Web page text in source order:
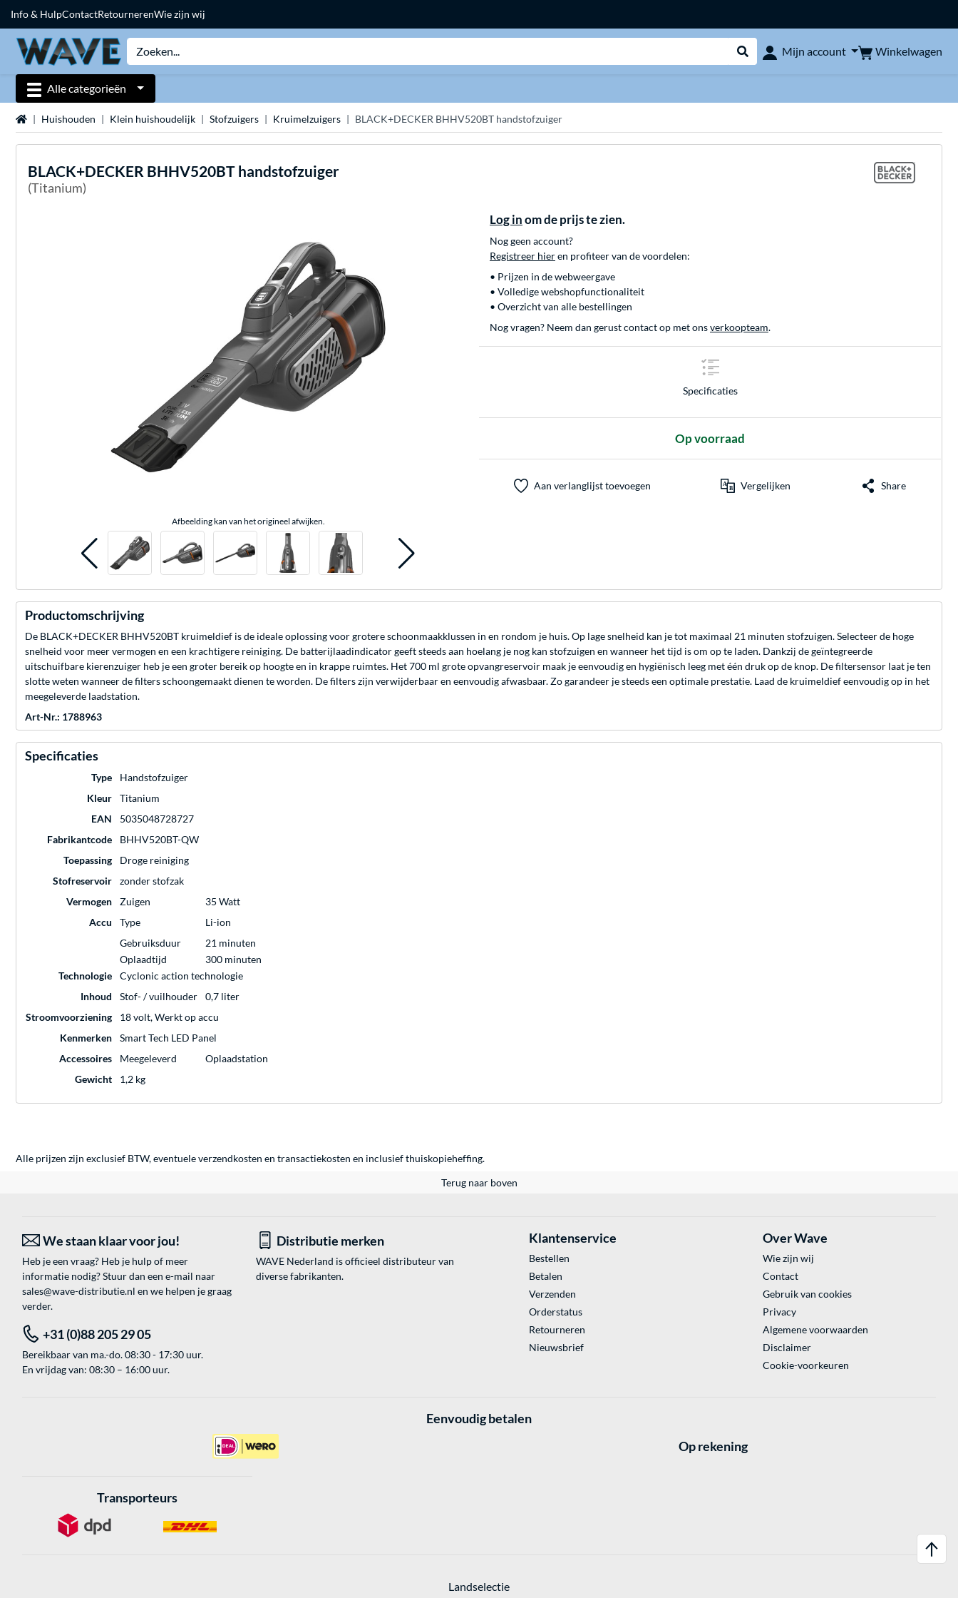
Info & HulpContactRetournerenWie zijn wij
Webshop doorzoeken
Mijn account Winkelwagen
Alle categorieën
Home Huishouden Klein huishoudelijk Stofzuigers Kruimelzuigers BLACK+DECKER BHHV520BT handstofzuiger
BLACK+DECKER BHHV520BT handstofzuiger
(Titanium)
Afbeelding kan van het origineel afwijken.
Log in om de prijs te zien.
Nog geen account?
Registreer hieren profiteer van de voordelen:
• Prijzen in de webweergave
• Volledige webshopfunctionaliteit
• Overzicht van alle bestellingen
Nog vragen? Neem dan gerust contact op met onsverkoopteam.
Specificaties
Op voorraad
Aan verlanglijst toevoegen Vergelijken Share
Productomschrijving
De BLACK+DECKER BHHV520BT kruimeldief is de ideale oplossing voor grotere schoonmaakklussen in en rondom je huis. Op lage snelheid kan je tot maximaal 21 minuten stofzuigen. Selecteer de hoge
snelheid voor meer vermogen en een krachtigere reiniging. De batterijlaadindicator geeft steeds aan hoelang je nog kan stofzuigen en wanneer het tijd is om op te laden. Dankzij de geïntegreerde
uitschuifbare kierenzuiger heb je een groter bereik op hoogte en in krappe ruimtes. Het 700 ml grote opvangreservoir maak je eenvoudig en hygiënisch leeg met één druk op de knop. De filtersensor laat je ten
slotte weten wanneer de filters schoongemaakt dienen te worden. De filters zijn verwijderbaar en eenvoudig afwasbaar. Zo garandeer je steeds een optimale prestatie. Laad de kruimeldief eenvoudig op in het
meegeleverde laadstation.
Art-Nr.: 1788963
Specificaties
Type
Handstofzuiger
Kleur
Titanium
EAN
5035048728727
Fabrikantcode
BHHV520BT-QW
Toepassing
Droge reiniging
Stofreservoir
zonder stofzak
Vermogen
Zuigen
35 Watt
Accu
Type
Li-ion
Gebruiksduur
21 minuten
Oplaadtijd
300 minuten
Technologie
Cyclonic action technologie
Inhoud
Stof- / vuilhouder
0,7 liter
Stroomvoorziening
18 volt, Werkt op accu
Kenmerken
Smart Tech LED Panel
Accessoires
Meegeleverd
Oplaadstation
Gewicht
1,2 kg
Alle prijzen zijn exclusief BTW, eventuele verzendkosten en transactiekosten en inclusief thuiskopieheffing.
Terug naar boven
We staan klaar voor jou!
Heb je een vraag? Heb je hulp of meer
informatie nodig? Stuur dan een e-mail naar
sales@wave-distributie.nl en we helpen je graag
verder.
Distributie merken
WAVE Nederland is officieel distributeur van
diverse fabrikanten.
+31 (0)88 205 29 05
Bereikbaar van ma.-do. 08:30 - 17:30 uur.
En vrijdag van: 08:30 – 16:00 uur.
Klantenservice
Bestellen
Betalen
Verzenden
Orderstatus
Retourneren
Nieuwsbrief
Over Wave
Wie zijn wij
Contact
Gebruik van cookies
Privacy
Algemene voorwaarden
Disclaimer
Cookie-voorkeuren
Eenvoudig betalen
Op rekening
Transporteurs
Landselectie